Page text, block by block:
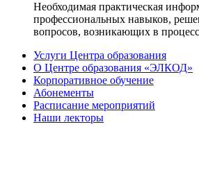
Необходимая практическая
профессиональных навыков,
вопросов, возникающих в
Услуги Центра образования
О Центре образования «ЭЛКОД»
Корпоративное обучение
Абонементы
Расписание мероприятий
Наши лекторы